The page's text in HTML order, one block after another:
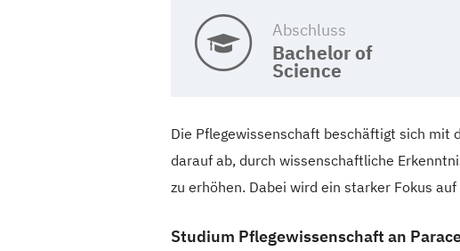
Abschluss
Bachelor of
Science
Die Pflegewissenschaft beschäftigt sich mit
darauf ab, durch wissenschaftliche
zu erhöhen. Dabei wird ein starker Fokus
Studium Pflegewissenschaft an